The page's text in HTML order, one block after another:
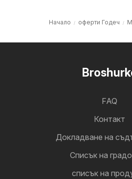
Начало оферти Годеч
FAQ
Контакт
Докладване на
Cписък на
списък на